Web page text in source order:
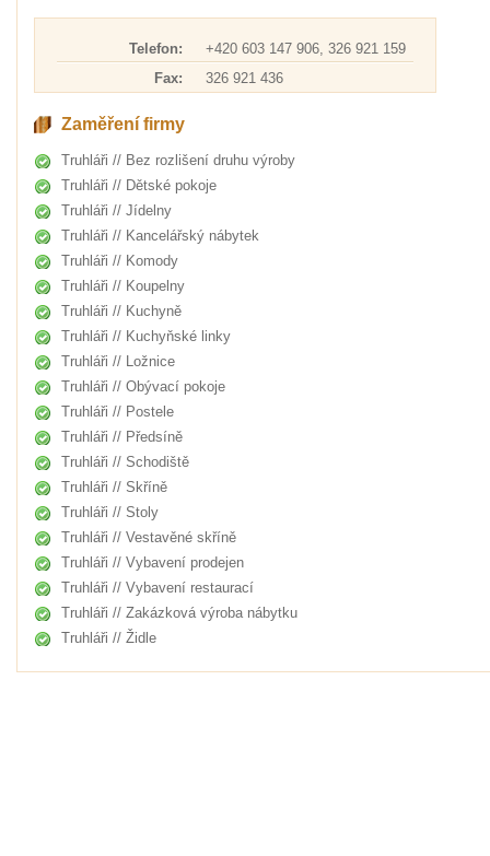
Telefon:
+420 603 147 906, 326 921 159
Fax:
326 921 436
Zaměření firmy
Truhláři // Bez rozlišení druhu výroby
Truhláři // Dětské pokoje
Truhláři // Jídelny
Truhláři // Kancelářský nábytek
Truhláři // Komody
Truhláři // Koupelny
Truhláři // Kuchyně
Truhláři // Kuchyňské linky
Truhláři // Ložnice
Truhláři // Obývací pokoje
Truhláři // Postele
Truhláři // Předsíně
Truhláři // Schodiště
Truhláři // Skříně
Truhláři // Stoly
Truhláři // Vestavěné skříně
Truhláři // Vybavení prodejen
Truhláři // Vybavení restaurací
Truhláři // Zakázková výroba nábytku
Truhláři // Židle